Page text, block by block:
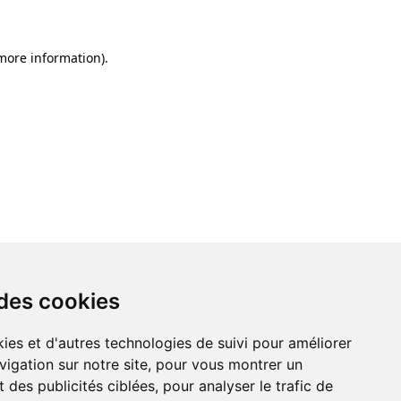
cookies
et d'autres technologies de suivi pour améliorer
sur notre site, pour vous montrer un
des publicités ciblées, pour analyser le trafic de
information).